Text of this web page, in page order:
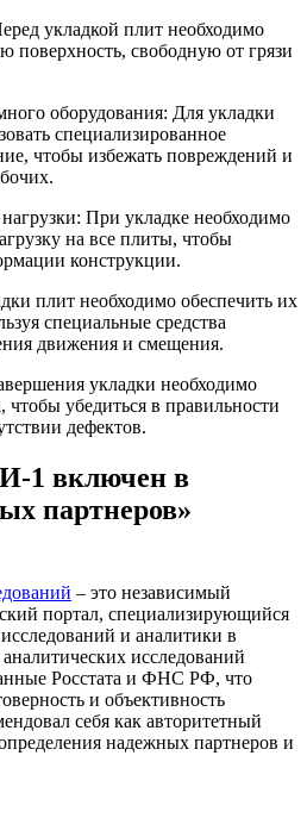
укладкой плит необходимо
поверхность, свободную от грязи
оборудования: Для укладки
специализированное
чтобы избежать повреждений и
При укладке необходимо
на все плиты, чтобы
конструкции.
плит необходимо обеспечить их
специальные средства
движения и смещения.
укладки необходимо
чтобы убедиться в правильности
дефектов.
включен в
партнеров»
– это независимый
портал, специализирующийся
и аналитики в
исследований
Росстата и ФНС РФ, что
и объективность
себя как авторитетный
надежных партнеров и